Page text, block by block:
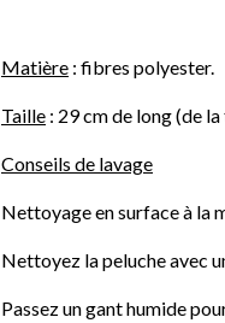
Matière : fibres polyester.
Taille : 29 cm de long (de
Conseils de lavage
Nettoyage en surface à la
Nettoyez la peluche avec
Passez un gant humide